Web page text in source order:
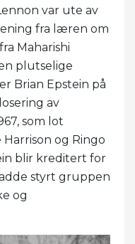
var ute av
fra læren om
Maharishi
plutselige
Brian Epstein på
av
som lot
Harrison og Ringo
blir kreditert for
styrt gruppen
og